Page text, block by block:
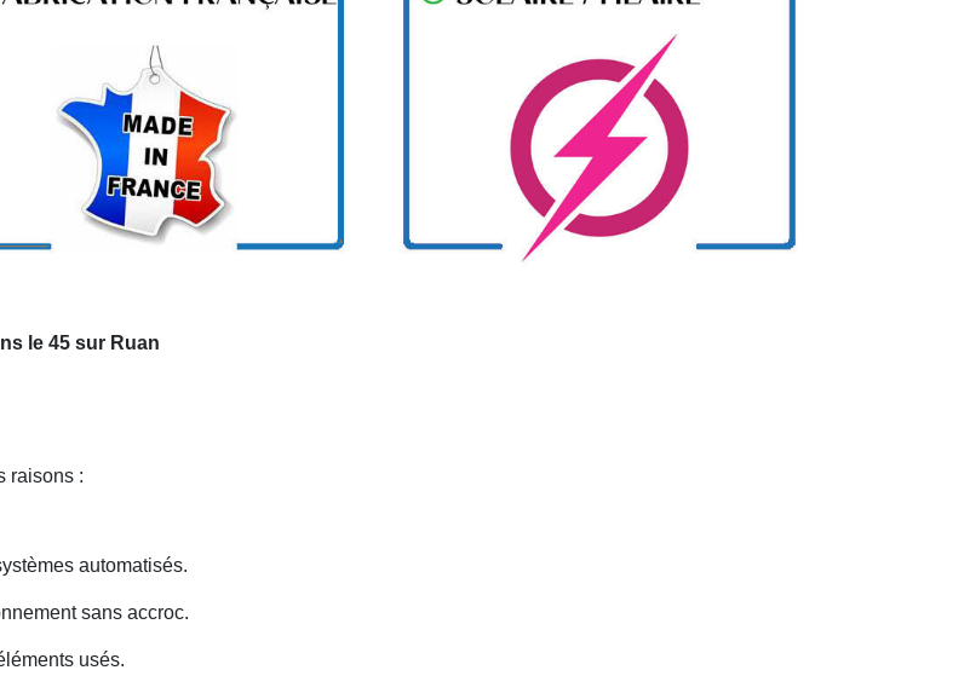
le 45 sur Ruan
raisons :
automatisés.
sans accroc.
usés.